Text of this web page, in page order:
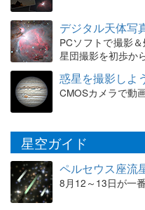
デジタル天体写
PCソフトで撮影
星団撮影を初歩か
惑星を撮影しよ
CMOSカメラで動
星空ガイド
ペルセウス座流
8月12～13日が一